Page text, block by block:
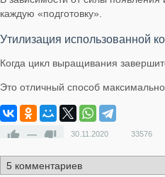
каждую «подготовку».
Утилизация использованной
Когда цикл выращивания
Это отличный способ
— 30.11.2020 33576